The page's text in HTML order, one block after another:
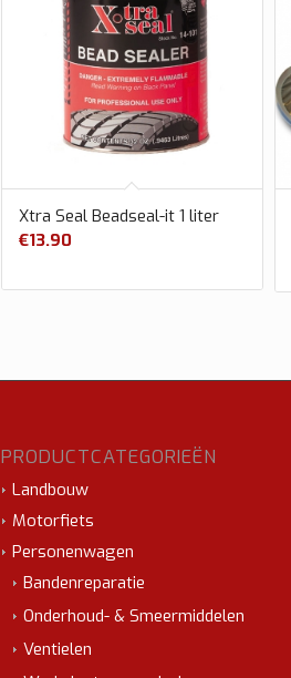
Xtra Seal Beadseal-it 1 liter
€13.90
PRODUCTCATEGORIEËN
Landbouw
Motorfiets
Personenwagen
Bandenreparatie
Onderhoud- & Smeermiddelen
Ventielen